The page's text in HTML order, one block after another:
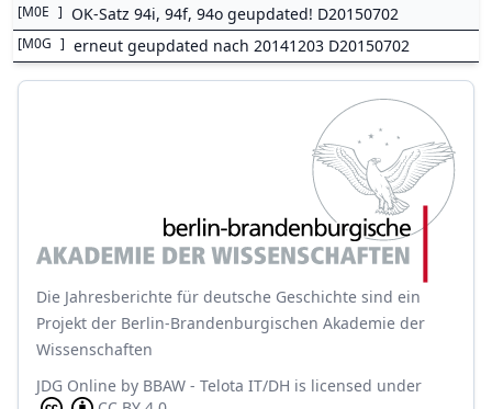
[M0E ] OK-Satz 94i, 94f, 94o geupdated! D20150702
[M0G ] erneut geupdated nach 20141203 D20150702
Die Jahresberichte für deutsche Geschichte sind ein
Projekt der Berlin-Brandenburgischen Akademie der
Wissenschaften
JDG Online by BBAW - Telota IT/DH is licensed under